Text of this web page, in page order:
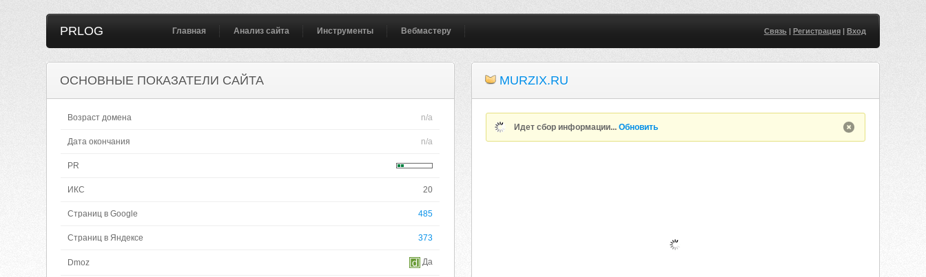
PRLOG Главная Анализ сайта Инструменты Вебмастеру Связь| Регистрация| Вход
ОСНОВНЫЕ ПОКАЗАТЕЛИ САЙТА
Возраст домена n/a
Дата окончания n/a
PR
ИКС 20
Страниц в Google 485
Страниц в Яндексе 373
Dmoz Да
MURZIX.RU
Идет сбор информации...Обновить